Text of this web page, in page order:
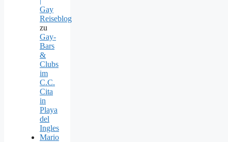
Gay
Reiseblog
zu
Gay-
Bars
&
Clubs
im
C.C.
Cita
in
Playa
del
Ingles
Mario